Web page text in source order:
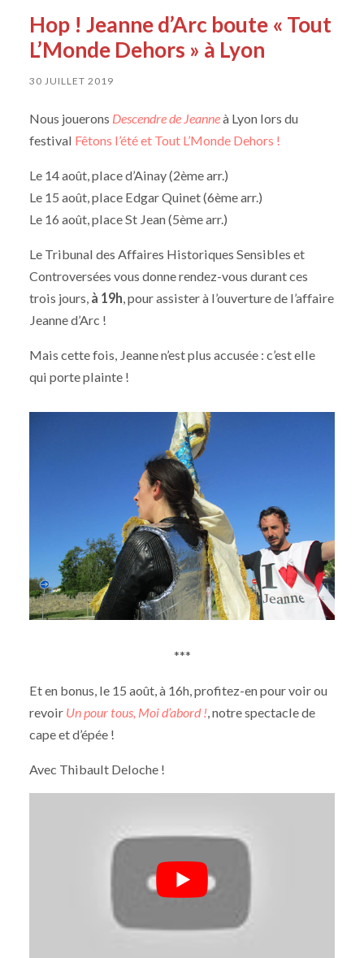
Hop ! Jeanne d’Arc boute « Tout
L’Monde Dehors » à Lyon
30 JUILLET 2019
Nous jouerons Descendre de Jeanneà Lyon lors du
festival Fêtons l’été et Tout L’Monde Dehors !
Le 14 août, place d’Ainay (2ème arr.)
Le 15 août, place Edgar Quinet (6ème arr.)
Le 16 août, place St Jean (5ème arr.)
Le Tribunal des Affaires Historiques Sensibles et
Controversées vous donne rendez-vous durant ces
trois jours, à 19h , pour assister à l’ouverture de l’affaire
Jeanne d’Arc !
Mais cette fois, Jeanne n’est plus accusée : c’est elle
qui porte plainte !
***
Et en bonus, le 15 août, à 16h, profitez-en pour voir ou
revoir Un pour tous, Moi d’abord !, notre spectacle de
cape et d’épée !
Avec Thibault Deloche !